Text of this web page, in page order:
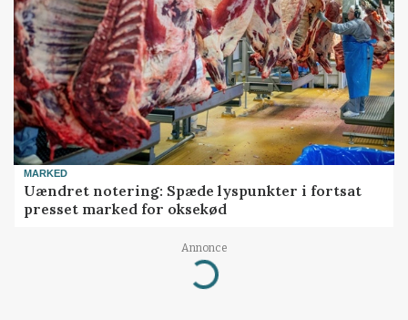
MARKED
Uændret notering: Spæde lyspunkter i fortsat
presset marked for oksekød
Annonce
Loading...